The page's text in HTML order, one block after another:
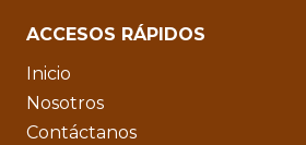
ACCESOS RÁPIDOS
Inicio
Nosotros
Contáctanos